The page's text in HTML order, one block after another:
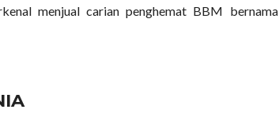
menjual carian penghemat BBM bernama